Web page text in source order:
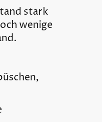
stark
wenige